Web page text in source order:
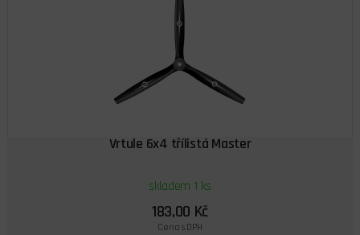
Vrtule 6x4 třílistá Master
skladem 1 ks
183,00 Kč
Cena s DPH